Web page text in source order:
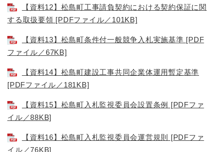
【資料12】松島町工事請負契約における契約保証に関
する取扱要領 [PDFファイル／101KB]
【資料13】松島町条件付一般競争入札実施基準 [PDF
ファイル／67KB]
【資料14】松島町建設工事共同企業体運用暫定基準
[PDFファイル／181KB]
【資料15】松島町入札監視委員会設置条例 [PDFファ
イル／88KB]
【資料16】松島町入札監視委員会運営規則 [PDFファ
イル／76KB]